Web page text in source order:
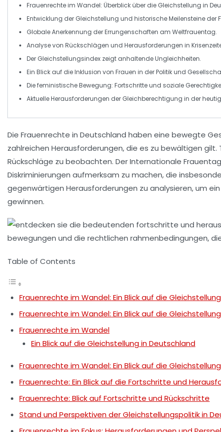
Frauenrechteim Wandel: Überblick über die Gleichstellung in
Entwicklung der Gleichstellung und historische Meilensteine der
Globale Anerkennung derErrungenschaften am Weltfrauentag.
Analyse von Rückschlägen und Herausforderungen in
Der Gleichstellungsindex zeigt anhaltende Ungleichheiten.
Ein Blick auf dieInklusion von Frauen in der Politik und
Diefeministische Bewegung: Fortschritte und soziale
Aktuelle Herausforderungen der Gleichberechtigung in der
Die Frauenrechte in Deutschland haben eine bewegte
zahlreichen Herausforderungen, die es zu bewältigen
Rückschläge zu beobachten. DerInternationale Frauentag
Diskriminierungen aufmerksam zu machen, die
gegenwärtigen Herausforderungen zu analysieren, um
gewinnen.
Table of Contents
Frauenrechte im Wandel: Ein Blick auf die
Frauenrechte im Wandel: Ein Blick auf die
Frauenrechte im Wandel
Ein Blick auf die Gleichstellung in Deutschland
Frauenrechte im Wandel: Ein Blick auf die
Frauenrechte: Ein Blick auf die Fortschritte und
Frauenrechte: Blick auf Fortschritte und Rückschritte
Stand und Perspektiven der Gleichstellungspolitik in